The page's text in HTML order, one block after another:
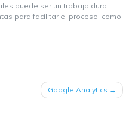
puede ser un trabajo duro,
para facilitar el proceso, como
Google Analytics